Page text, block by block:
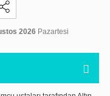
2026Pazartesi